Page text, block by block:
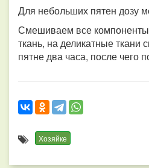
Для небольших пятен дозу
Смешиваем все
ткань, на деликатные
пятне два часа, после чего
Хозяйке